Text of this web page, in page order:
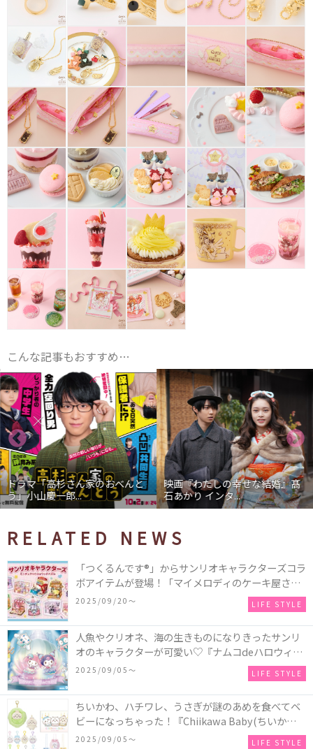
こんな記事もおすすめ…
ドラマ「高杉さん家のおべんと
う」小山慶一郎...
映画『わたしの幸せな結婚』髙
石あかり インタ...
RELATED NEWS
「つくるんです®」からサンリオキャラクターズコラ
ボアイテムが登場！「マイメロディのケーキ屋さ
ん」などミニチュアハウス8種類と、「シナモロール
のメリーゴーランド」などオルゴールで動く仕掛け
付きのウッドパズル2種類♪
2025/09/20〜 LIFE STYLE
人魚やクリオネ、海の生きものになりきったサンリ
オのキャラクターが可愛い♡『ナムコdeハロウィン
2025～マーメイドファンタジー～』全国のアミュー
ズメント施設「ナムコ」「ナムコオンラインクレー
ン」で開催！
2025/09/05〜 LIFE STYLE
ちいかわ、ハチワレ、うさぎが謎のあめを食べてベ
ビーになっちゃった！『Chiikawa Baby(ちいかわベ
ビー)』の催事を全国14か所で開催！
2025/09/05〜 LIFE STYLE